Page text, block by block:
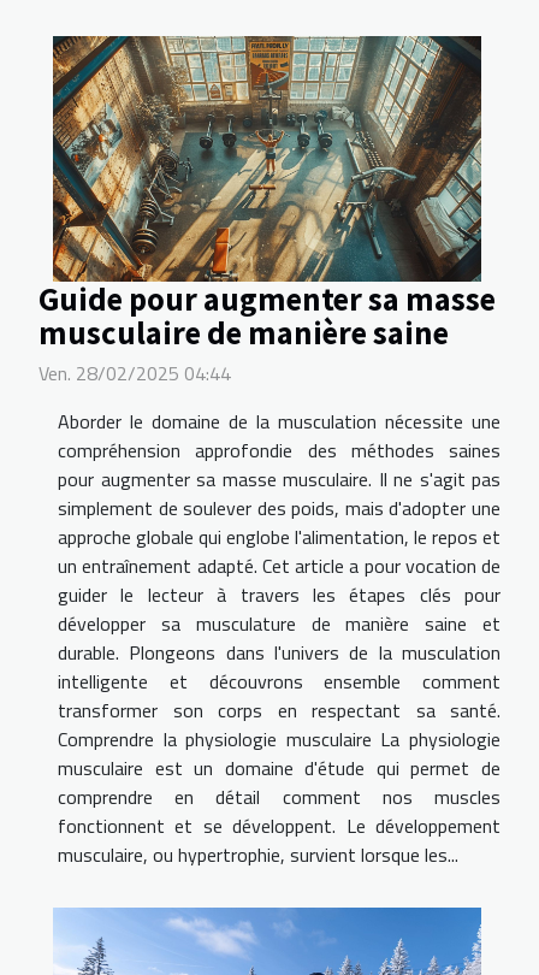
Guide pour augmenter sa masse
musculaire de manière saine
Ven. 28/02/2025 04:44
Aborder le domaine de la musculation nécessite une
compréhension approfondie des méthodes saines
pour augmenter sa masse musculaire. Il ne s'agit pas
simplement de soulever des poids, mais d'adopter une
approche globale qui englobe l'alimentation, le repos et
un entraînement adapté. Cet article a pour vocation de
guider le lecteur à travers les étapes clés pour
développer sa musculature de manière saine et
durable. Plongeons dans l'univers de la musculation
intelligente et découvrons ensemble comment
transformer son corps en respectant sa santé.
Comprendre la physiologie musculaire La physiologie
musculaire est un domaine d'étude qui permet de
comprendre en détail comment nos muscles
fonctionnent et se développent. Le développement
musculaire, ou hypertrophie, survient lorsque les...